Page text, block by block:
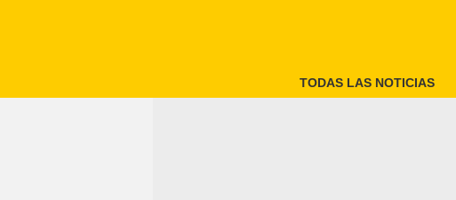
TODAS LAS NOTICIAS